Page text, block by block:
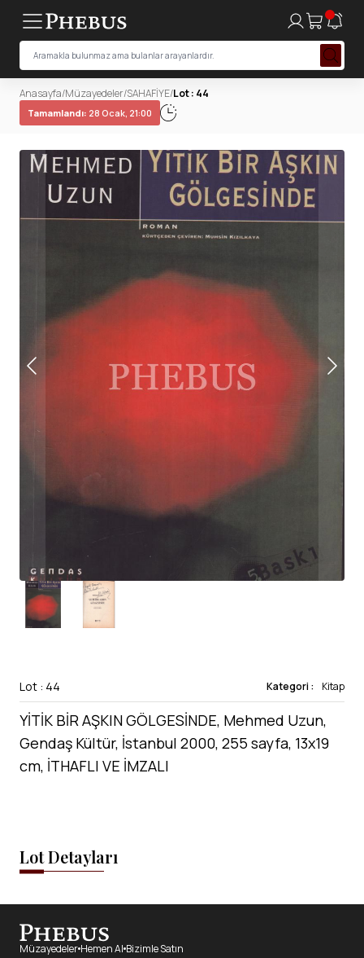
Anasayfa/Müzayedeler/SAHAFİYE/Lot : 44
Tamamlandı: 28 Ocak, 21:00
Lot : 44 Kategori : Kitap
YİTİK BİR AŞKIN GÖLGESİNDE, Mehmed Uzun,
Gendaş Kültür, İstanbul 2000, 255 sayfa, 13x19
cm, İTHAFLI VE İMZALI
Lot Detayları
Müzayedeler Hemen Al Bizimle Satın